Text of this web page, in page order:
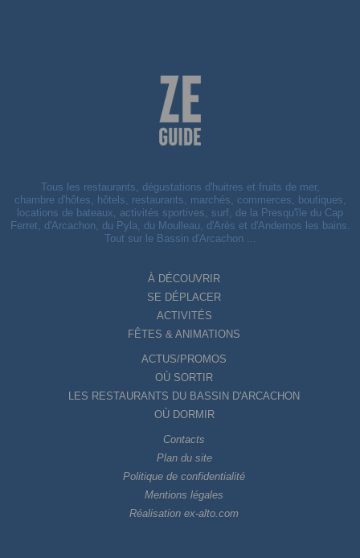
Tous les restaurants, dégustations d'huitres et fruits de mer,
chambre d'hôtes, hôtels, restaurants, marchés, commerces, boutiques,
locations de bateaux, activités sportives, surf, de la Presqu'île du Cap
Ferret, d'Arcachon, du Pyla, du Moulleau, d'Arès et d'Andernos les bains.
Tout sur le Bassin d'Arcachon ...
À DÉCOUVRIR
SE DÉPLACER
ACTIVITÉS
FÊTES & ANIMATIONS
ACTUS/PROMOS
OÙ SORTIR
LES RESTAURANTS DU BASSIN D'ARCACHON
OÙ DORMIR
Contacts
Plan du site
Politique de confidentialité
Mentions légales
Réalisation ex-alto.com